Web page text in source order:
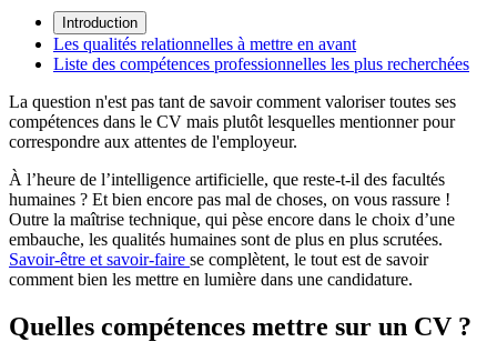
Introduction
Les qualités relationnelles à mettre en avant
Liste des compétences professionnelles les plus recherchées
La question n'est pas tant de savoir comment valoriser toutes ses
compétences dans le CV mais plutôt lesquelles mentionner pour
correspondre aux attentes de l'employeur.
À l’heure de l’intelligence artificielle, que reste-t-il des facultés
humaines ? Et bien encore pas mal de choses, on vous rassure !
Outre la maîtrise technique, qui pèse encore dans le choix d’une
embauche, les qualités humaines sont de plus en plus scrutées.
Savoir-être et savoir-faire se complètent, le tout est de savoir
comment bien les mettre en lumière dans une candidature.
Quelles compétences mettre sur un CV ?